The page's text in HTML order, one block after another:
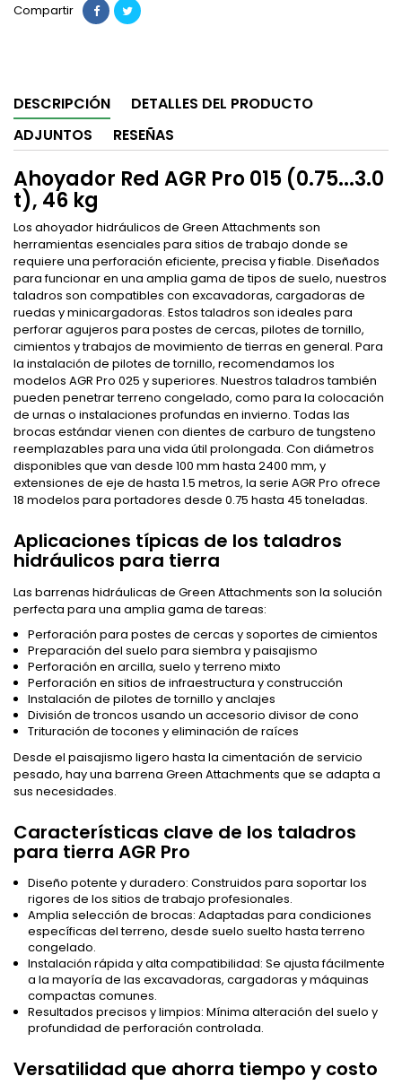
Compartir
DESCRIPCIÓN
DETALLES DEL PRODUCTO
ADJUNTOS
RESEÑAS
Ahoyador Red AGR Pro 015 (0.75...3.0
t), 46 kg
Los ahoyador hidráulicos de Green Attachments son
herramientas esenciales para sitios de trabajo donde se
requiere una perforación eficiente, precisa y fiable. Diseñados
para funcionar en una amplia gama de tipos de suelo, nuestros
taladros son compatibles con excavadoras, cargadoras de
ruedas y minicargadoras. Estos taladros son ideales para
perforar agujeros para postes de cercas, pilotes de tornillo,
cimientos y trabajos de movimiento de tierras en general. Para
la instalación de pilotes de tornillo, recomendamos los
modelos AGR Pro 025 y superiores. Nuestros taladros también
pueden penetrar terreno congelado, como para la colocación
de urnas o instalaciones profundas en invierno. Todas las
brocas estándar vienen con dientes de carburo de tungsteno
reemplazables para una vida útil prolongada. Con diámetros
disponibles que van desde 100 mm hasta 2400 mm, y
extensiones de eje de hasta 1.5 metros, la serie AGR Pro ofrece
18 modelos para portadores desde 0.75 hasta 45 toneladas.
Aplicaciones típicas de los taladros
hidráulicos para tierra
Las barrenas hidráulicas de Green Attachments son la solución
perfecta para una amplia gama de tareas:
Perforación para postes de cercas y soportes de cimientos
Preparación del suelo para siembra y paisajismo
Perforación en arcilla, suelo y terreno mixto
Perforación en sitios de infraestructura y construcción
Instalación de pilotes de tornillo y anclajes
División de troncos usando un accesorio divisor de cono
Trituración de tocones y eliminación de raíces
Desde el paisajismo ligero hasta la cimentación de servicio
pesado, hay una barrena Green Attachments que se adapta a
sus necesidades.
Características clave de los taladros
para tierra AGR Pro
Diseño potente y duradero: Construidos para soportar los
rigores de los sitios de trabajo profesionales.
Amplia selección de brocas: Adaptadas para condiciones
específicas del terreno, desde suelo suelto hasta terreno
congelado.
Instalación rápida y alta compatibilidad: Se ajusta fácilmente
a la mayoría de las excavadoras, cargadoras y máquinas
compactas comunes.
Resultados precisos y limpios: Mínima alteración del suelo y
profundidad de perforación controlada.
Versatilidad que ahorra tiempo y costo